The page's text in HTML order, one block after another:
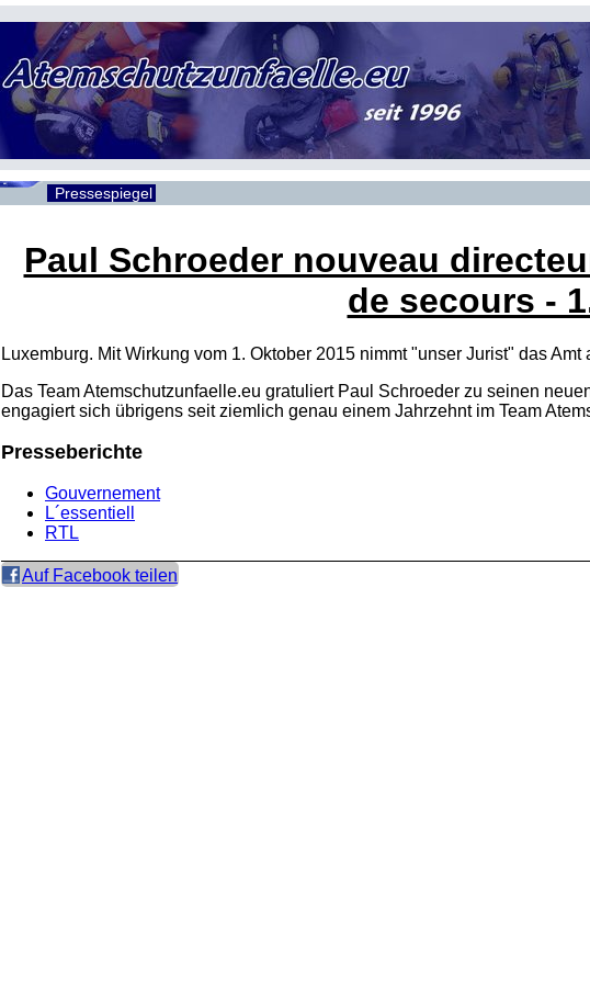
Pressespiegel
Paul Schroeder nouveau
de secours -
Luxemburg. Mit Wirkung vom 1. Oktober 2015 nimmt "unser Jurist" das Amt
Das Team Atemschutzunfaelle.eu gratuliert Paul Schroeder zu seinen
engagiert sich übrigens seit ziemlich genau einem Jahrzehnt im Team
Presseberichte
Gouvernement
L´essentiell
RTL
Auf Facebook teilen